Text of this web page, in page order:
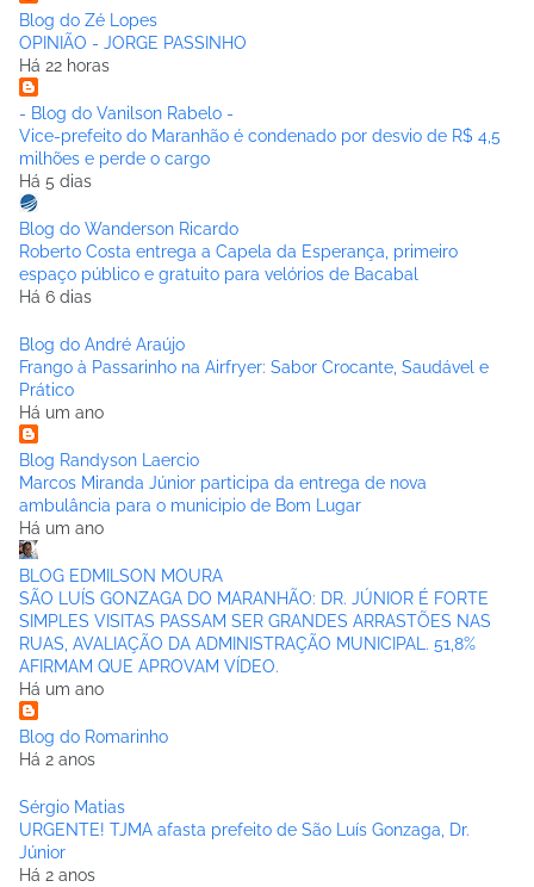
Blog do Zé Lopes
OPINIÃO - JORGE PASSINHO
Há 22 horas
- Blog do Vanilson Rabelo -
Vice-prefeito do Maranhão é condenado por desvio de R$ 4,5
milhões e perde o cargo
Há 5 dias
Blog do Wanderson Ricardo
Roberto Costa entrega a Capela da Esperança, primeiro
espaço público e gratuito para velórios de Bacabal
Há 6 dias
Blog do André Araújo
Frango à Passarinho na Airfryer: Sabor Crocante, Saudável e
Prático
Há um ano
Blog Randyson Laercio
Marcos Miranda Júnior participa da entrega de nova
ambulância para o municipio de Bom Lugar
Há um ano
BLOG EDMILSON MOURA
SÃO LUÍS GONZAGA DO MARANHÃO: DR. JÚNIOR É FORTE
SIMPLES VISITAS PASSAM SER GRANDES ARRASTÕES NAS
RUAS, AVALIAÇÃO DA ADMINISTRAÇÃO MUNICIPAL. 51,8%
AFIRMAM QUE APROVAM VÍDEO.
Há um ano
Blog do Romarinho
Há 2 anos
Sérgio Matias
URGENTE! TJMA afasta prefeito de São Luís Gonzaga, Dr.
Júnior
Há 2 anos